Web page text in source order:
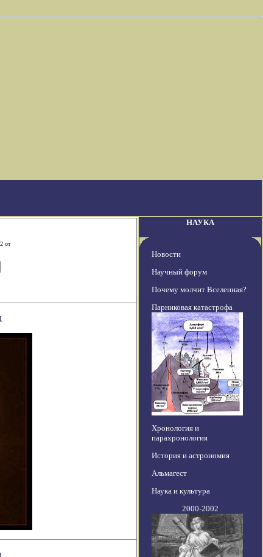
от
НАУКА
Новости
Научный форум
Почему молчит Вселенная?
Парниковая катастрофа
Хронология и
парахронология
История и астрономия
Альмагест
Наука и культура
2000-2002